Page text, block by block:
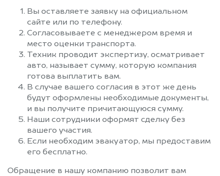
Вы оставляете заявку на официальном
сайте или по телефону.
Согласовываете с менеджером время и
место оценки транспорта.
Техник проводит экспертизу, осматривает
авто, называет сумму, которую компания
готова выплатить вам.
В случае вашего согласия в этот же день
будут оформлены необходимые документы,
и вы получите причитающуюся сумму.
Наши сотрудники оформят сделку без
вашего участия.
Если необходим эвакуатор, мы предоставим
его бесплатно.
Обращение в нашу компанию позволит вам